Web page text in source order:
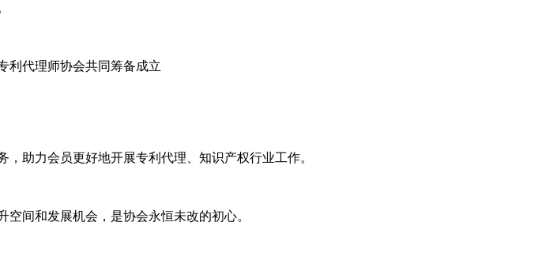
利代理师协会共同筹备成立
助力会员更好地开展专利代理、知识产权行业工作。
间和发展机会，是协会永恒未改的初心。